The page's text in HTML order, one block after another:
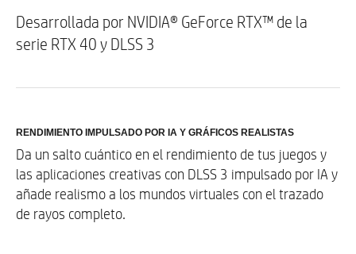
Desarrollada por NVIDIA® GeForce RTX™ de la
serie RTX 40 y DLSS 3
RENDIMIENTO IMPULSADO POR IA Y GRÁFICOS REALISTAS
Da un salto cuántico en el rendimiento de tus juegos y
las aplicaciones creativas con DLSS 3 impulsado por IA y
añade realismo a los mundos virtuales con el trazado
de rayos completo.